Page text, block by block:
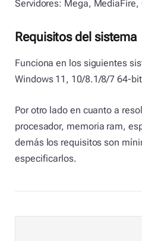
Servidores: Mega, MediaFire,
Requisitos del sistema
Funciona en los siguientes
Windows 11, 10/8.1/8/7 64-bit
Por otro lado en cuanto a
procesador, memoria ram,
demás los requisitos son
especificarlos.